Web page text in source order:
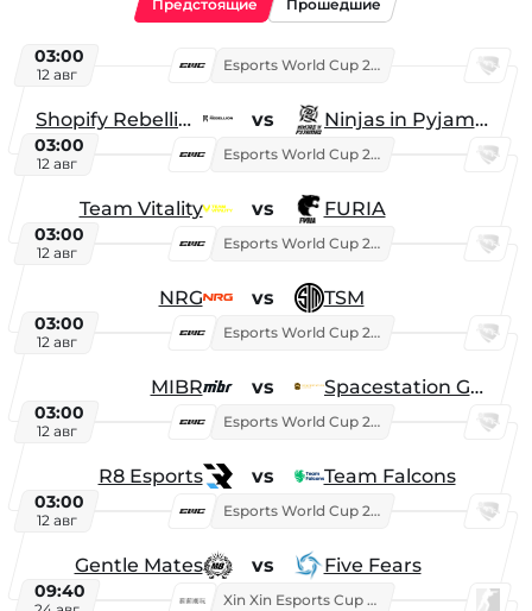
Предстоящие Прошедшие
03:00
12 авг
Esports World Cup 2026
Shopify Rebellion vs Ninjas in Pyjamas
03:00
12 авг
Esports World Cup 2026
Team Vitality vs FURIA
03:00
12 авг
Esports World Cup 2026
NRG vs TSM
03:00
12 авг
Esports World Cup 2026
MIBR vs Spacestation Gaming
03:00
12 авг
Esports World Cup 2026
R8 Esports vs Team Falcons
03:00
12 авг
Esports World Cup 2026
Gentle Mates vs Five Fears
09:40 Xin Xin Esports Cup 2025